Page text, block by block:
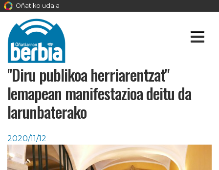
Oñatiko udala
"Diru publikoa herriarentzat"
lemapean manifestazioa deitu da
larunbaterako
2020/11/12